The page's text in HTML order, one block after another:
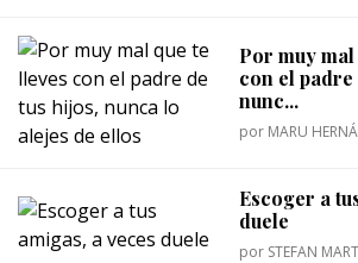
Por muy
con el
nunc...
por MARU
Escoger a
duele
por STEFAN